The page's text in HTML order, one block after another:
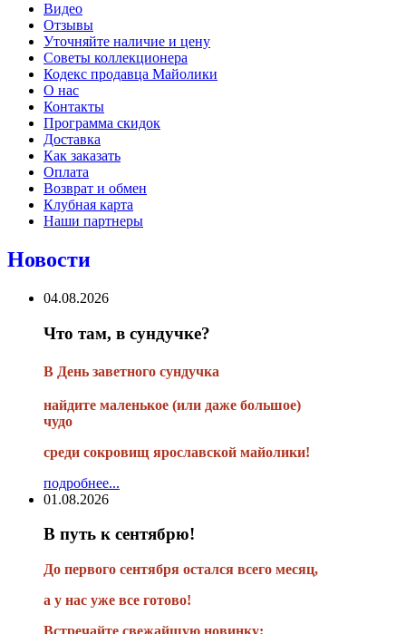
Видео
Отзывы
Уточняйте наличие и цену
Советы коллекционера
Кодекс продавца Майолики
О нас
Контакты
Программа скидок
Доставка
Как заказать
Оплата
Возврат и обмен
Клубная карта
Наши партнеры
Новости
04.08.2026
Что там, в сундучке?
В День заветного сундучка
найдите маленькое (или даже большое)
чудо
среди сокровищ ярославской майолики!
подробнее...
01.08.2026
В путь к сентябрю!
До первого сентября остался всего месяц,
а у нас уже все готово!
Встречайте свежайшую новинку: